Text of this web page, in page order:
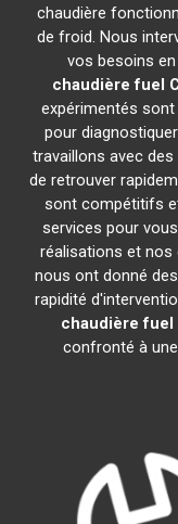
chaudière
de froid. Nous
vos besoins
chaudière fuel
expérimentés
pour
travaillons avec
de retrouver
sont compétitifs
services pour
réalisations et nos
nous ont donné
rapidité
chaudière fuel
confronté à